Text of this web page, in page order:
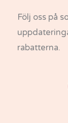
Följ oss på
rabatterna.